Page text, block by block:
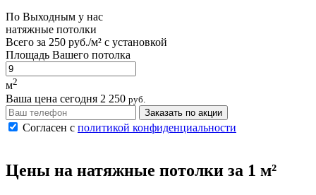
По Выходным у нас
натяжные потолки
Всего за 250 руб./м² с установкой
Площадь Вашего потолка
м2
Ваша цена сегодня 2 250 руб.
Заказать по акции
Согласен с политикой конфиденциальности
Цены на натяжные потолки за 1 м²